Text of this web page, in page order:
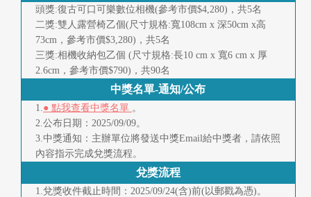
頭獎:復古可口可樂數位相機(參考市價$4,280)，共5名
二獎:雙人露營椅乙個(尺寸規格:寬108cm x 深50cm x高
73cm，參考市價$3,280)，共5名
三獎:相機收納包乙個 (尺寸規格:長10 cm x 寬6 cm x 厚
2.6cm，參考市價$790)，共90名
中獎名單-通知/公布
1. ● 點我查看中獎名單 。
2.公布日期：2025/09/09。
3.中獎通知：主辦單位將發送中獎Email給中獎者，請依照
內容指示完成兌獎流程。
兌獎流程
1.兌獎收件截止時間：2025/09/24(含)前(以郵戳為憑)。